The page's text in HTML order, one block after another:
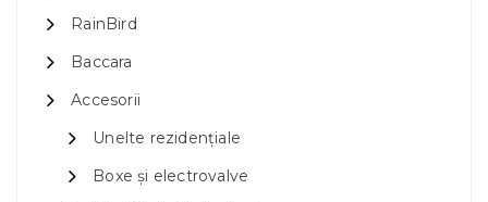
RainBird
Baccara
Accesorii
Unelte rezidențiale
Boxe și electrovalve